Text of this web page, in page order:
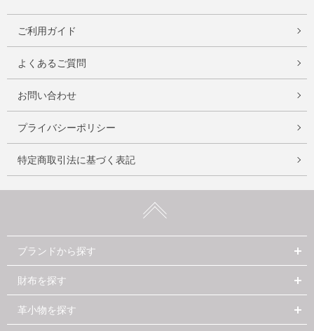
ご利用ガイド
よくあるご質問
お問い合わせ
プライバシーポリシー
特定商取引法に基づく表記
ブランドから探す
財布を探す
革小物を探す